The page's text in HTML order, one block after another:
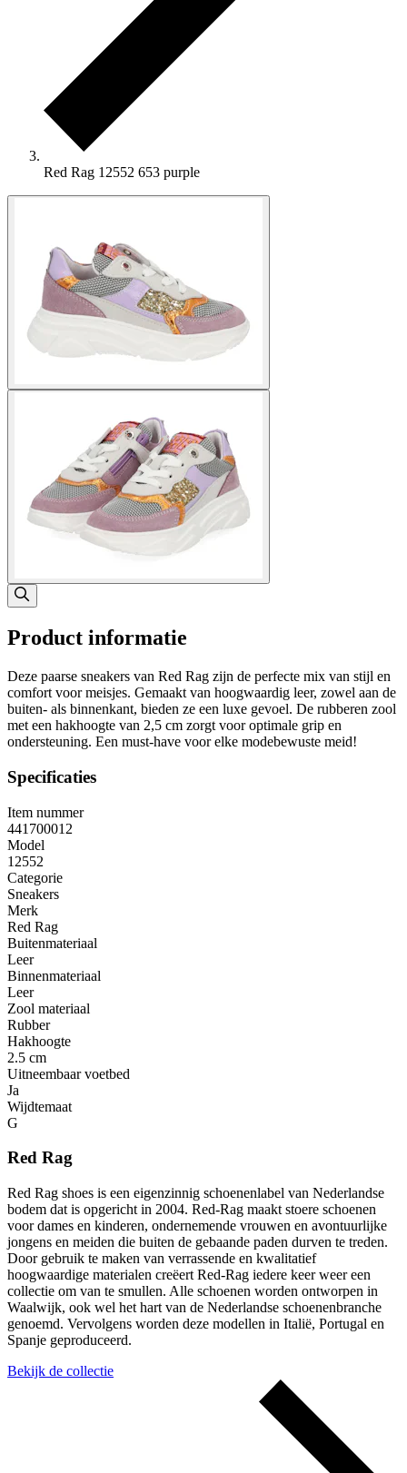
Red Rag 12552 653 purple
Product informatie
Deze paarse sneakers van Red Rag zijn de perfecte mix van stijl en
comfort voor meisjes. Gemaakt van hoogwaardig leer, zowel aan de
buiten- als binnenkant, bieden ze een luxe gevoel. De rubberen zool
met een hakhoogte van 2,5 cm zorgt voor optimale grip en
ondersteuning. Een must-have voor elke modebewuste meid!
Specificaties
Item nummer
441700012
Model
12552
Categorie
Sneakers
Merk
Red Rag
Buitenmateriaal
Leer
Binnenmateriaal
Leer
Zool materiaal
Rubber
Hakhoogte
2.5 cm
Uitneembaar voetbed
Ja
Wijdtemaat
G
Red Rag
Red Rag shoes is een eigenzinnig schoenenlabel van Nederlandse
bodem dat is opgericht in 2004. Red-Rag maakt stoere schoenen
voor dames en kinderen, ondernemende vrouwen en avontuurlijke
jongens en meiden die buiten de gebaande paden durven te treden.
Door gebruik te maken van verrassende en kwalitatief
hoogwaardige materialen creëert Red-Rag iedere keer weer een
collectie om van te smullen. Alle schoenen worden ontworpen in
Waalwijk, ook wel het hart van de Nederlandse schoenenbranche
genoemd. Vervolgens worden deze modellen in Italië, Portugal en
Spanje geproduceerd.
Bekijk de collectie